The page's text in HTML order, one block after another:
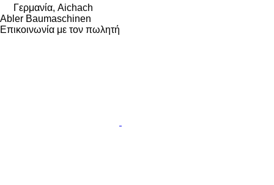
Γερμανία, Aichach
Abler Baumaschinen
Επικοινωνία με τον πωλητή